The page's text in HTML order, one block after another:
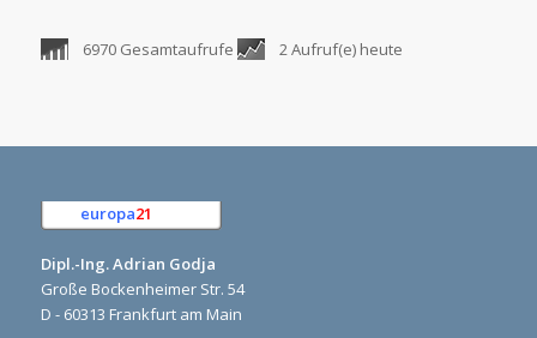
6970 Gesamtaufrufe 2 Aufruf(e) heute
europa21
Dipl.-Ing. Adrian Godja
Große Bockenheimer Str. 54
D - 60313 Frankfurt am Main